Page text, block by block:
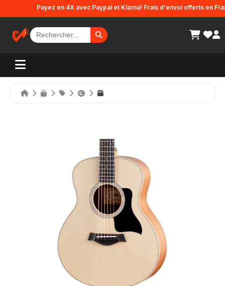
Payez en 4X avec Paypal et Klarna! Frais d'envoi offerts en
Panneau de gestion des cookies